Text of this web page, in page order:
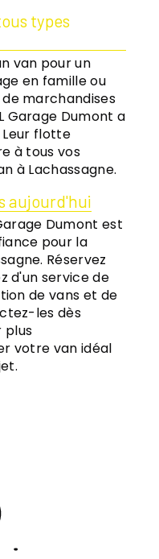
types
van pour un
en famille ou
marchandises
Garage Dumont a
Leur flotte
à tous vos
à Lachassagne.
aujourd'hui
Dumont est
pour la
Réservez
d'un service de
de vans et de
les dès
plus
votre van idéal